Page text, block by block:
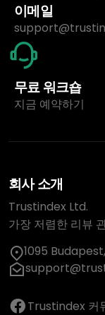
이메일
무료 워크숍
지금 예약하기
회사 소개
Trustindex Ltd.
가장 저렴한 리뷰
1095
Trustindex 커